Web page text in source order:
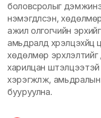
боловсролыг
нэмэгдүүлсэн,
ажил олгогчийн
амьдралд хүрэлцэхүйц
хөдөлмөр
харилцан
хэрэгжүүлж,
бууруулна.